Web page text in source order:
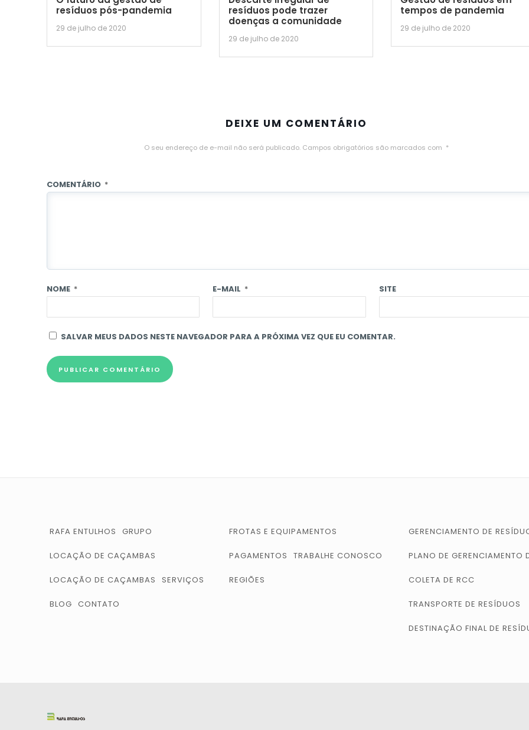
resíduos pós-pandemia
29 de julho de 2020
resíduos pode trazer
doenças a comunidade
29 de julho de 2020
tempos de pandemia
29 de julho de 2020
DEIXE UM COMENTÁRIO
O seu endereço de e-mail não será publicado. Campos obrigatórios são marcados com *
COMENTÁRIO *
NOME * E-MAIL * SITE
SALVAR MEUS DADOS NESTE NAVEGADOR PARA A PRÓXIMA VEZ QUE EU COMENTAR.
RAFA ENTULHOS GRUPO
LOCAÇÃO DE CAÇAMBAS
LOCAÇÃO DE CAÇAMBAS SERVIÇOS
BLOG CONTATO
FROTAS E EQUIPAMENTOS
PAGAMENTOS TRABALHE CONOSCO
REGIÕES
GERENCIAMENTO DE
PLANO DE GERENCIAMENTO
COLETA DE RCC
TRANSPORTE DE RESÍDUOS
DESTINAÇÃO FINAL DE